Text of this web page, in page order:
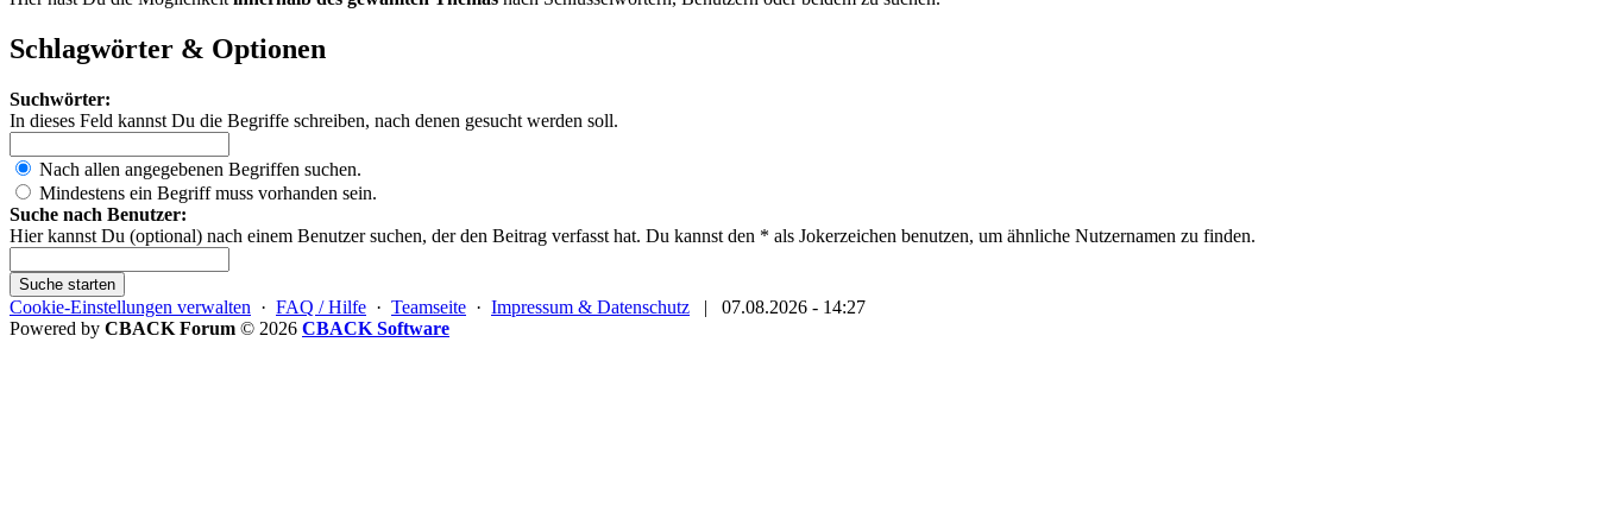
Schlagwörter & Optionen
Suchwörter:
In dieses Feld kannst Du die Begriffe schreiben, nach denen gesucht werden soll.
Nach allen angegebenen Begriffen suchen.
Mindestens ein Begriff muss vorhanden sein.
Suche nach Benutzer:
Hier kannst Du (optional) nach einem Benutzer suchen, der den Beitrag verfasst hat. Du kannst den * als Jokerzeichen benutzen, um ähnliche Nutzernamen zu finden.
Suche starten
Cookie-Einstellungen verwalten · FAQ / Hilfe · Teamseite · Impressum & Datenschutz |
07.08.2026 - 14:27
Powered by CBACK Forum © 2026 CBACK Software